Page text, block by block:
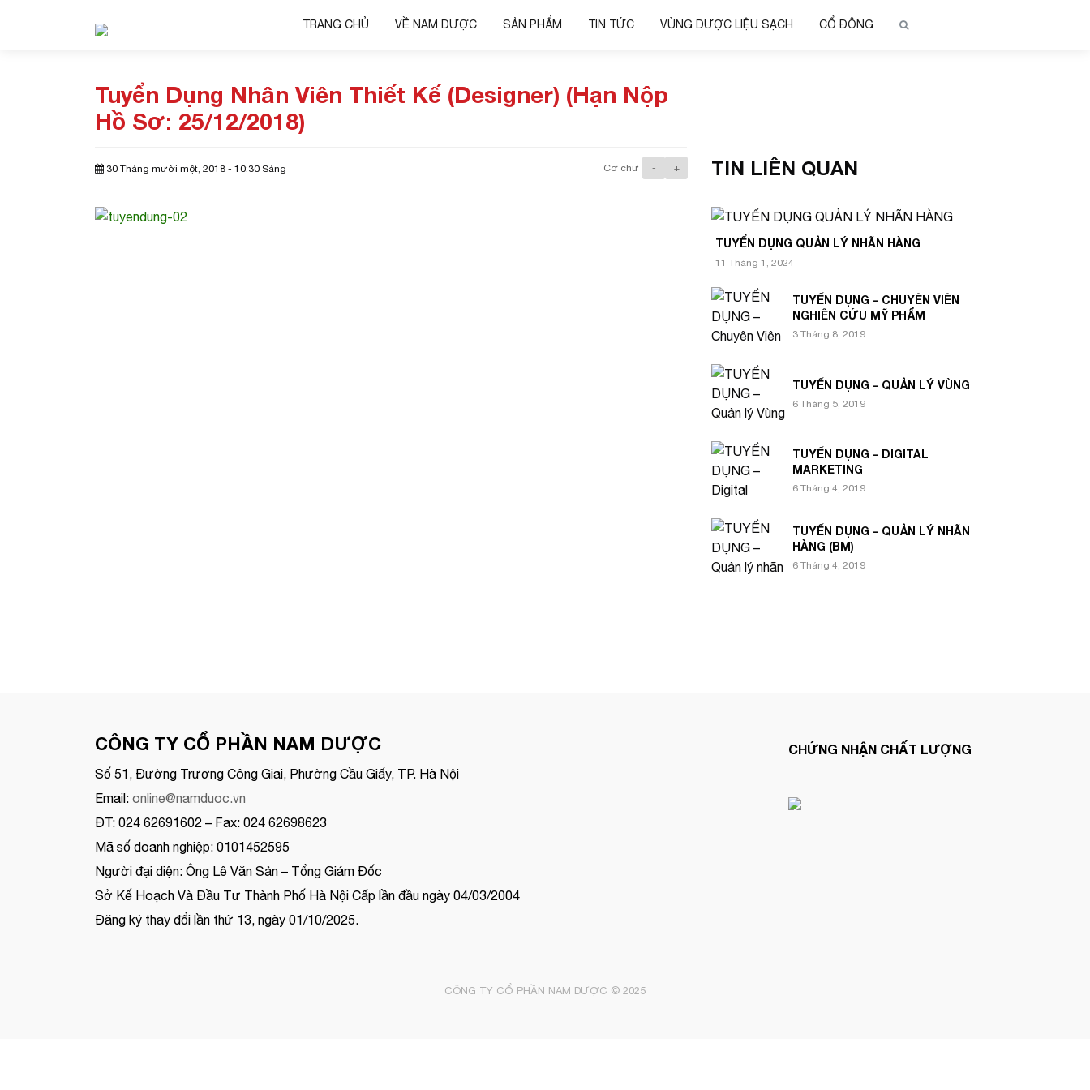
TRANG CHỦ VỀ NAM DƯỢC SẢN PHẨM TIN TỨC VÙNG DƯỢC LIỆU SẠCH CỔ ĐÔNG
Tuyển Dụng Nhân Viên Thiết Kế (Designer) (Hạn Nộp
Hồ Sơ: 25/12/2018)
30 Tháng mười một, 2018 - 10:30 Sáng Cỡ chữ - + TIN LIÊN QUAN
TUYỂN DỤNG QUẢN LÝ NHÃN HÀNG
11 Tháng 1, 2024
TUYỂN DỤNG – CHUYÊN VIÊN
NGHIÊN CỨU MỸ PHẨM
3 Tháng 8, 2019
TUYỂN DỤNG – QUẢN LÝ VÙNG
6 Tháng 5, 2019
TUYỂN DỤNG – DIGITAL
MARKETING
6 Tháng 4, 2019
TUYỂN DỤNG – QUẢN LÝ NHÃN
HÀNG (BM)
6 Tháng 4, 2019
CÔNG TY CỔ PHẦN NAM DƯỢC
Số 51, Đường Trương Công Giai, Phường Cầu Giấy, TP. Hà Nội
Email: online@namduoc.vn
ĐT: 024 62691602 – Fax: 024 62698623
Mã số doanh nghiệp: 0101452595
Người đại diện: Ông Lê Văn Sản – Tổng Giám Đốc
Sở Kế Hoạch Và Đầu Tư Thành Phố Hà Nội Cấp lần đầu ngày 04/03/2004
Đăng ký thay đổi lần thứ 13, ngày 01/10/2025.
CHỨNG NHẬN CHẤT LƯỢNG
CÔNG TY CỔ PHẦN NAM DƯỢC © 2025